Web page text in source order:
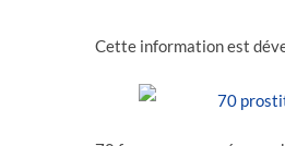
Cette information est